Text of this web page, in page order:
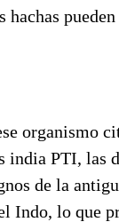
organismo
india PTI, las
de la
Indo, lo que